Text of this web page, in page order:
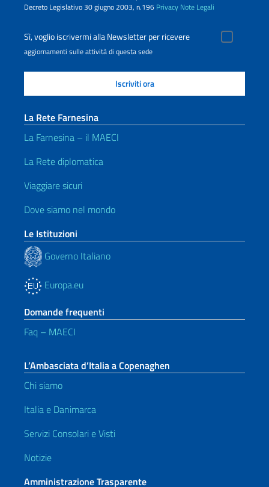
Decreto Legislativo 30 giugno 2003, n.196 Privacy Note Legali
Sì, voglio iscrivermi alla Newsletter per ricevere
aggiornamenti sulle attività di questa sede
La Rete Farnesina
La Farnesina – il MAECI
La Rete diplomatica
Viaggiare sicuri
Dove siamo nel mondo
Le Istituzioni
Governo Italiano
Europa.eu
Domande frequenti
Faq – MAECI
L’Ambasciata d’Italia a Copenaghen
Chi siamo
Italia e Danimarca
Servizi Consolari e Visti
Notizie
Amministrazione Trasparente